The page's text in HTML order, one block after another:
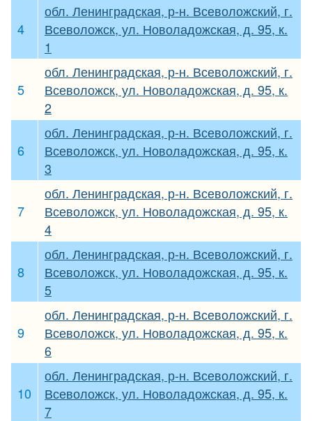
4
обл. Ленинградская, р-н. Всеволожский, г.
Всеволожск, ул. Новоладожская, д. 95, к.
1
5
обл. Ленинградская, р-н. Всеволожский, г.
Всеволожск, ул. Новоладожская, д. 95, к.
2
6
обл. Ленинградская, р-н. Всеволожский, г.
Всеволожск, ул. Новоладожская, д. 95, к.
3
7
обл. Ленинградская, р-н. Всеволожский, г.
Всеволожск, ул. Новоладожская, д. 95, к.
4
8
обл. Ленинградская, р-н. Всеволожский, г.
Всеволожск, ул. Новоладожская, д. 95, к.
5
9
обл. Ленинградская, р-н. Всеволожский, г.
Всеволожск, ул. Новоладожская, д. 95, к.
6
10
обл. Ленинградская, р-н. Всеволожский, г.
Всеволожск, ул. Новоладожская, д. 95, к.
7